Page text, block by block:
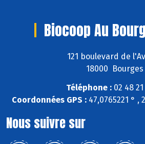
Biocoop Au
121 boulevard de
18000 Bourges
Téléphone :02 48 21
Coordonnées GPS : 47,0765221 ° ,
Nous suivre sur